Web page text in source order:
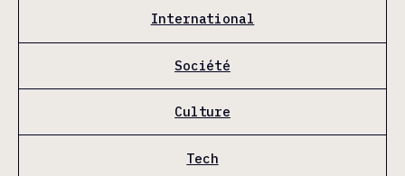
International
Société
Culture
Tech